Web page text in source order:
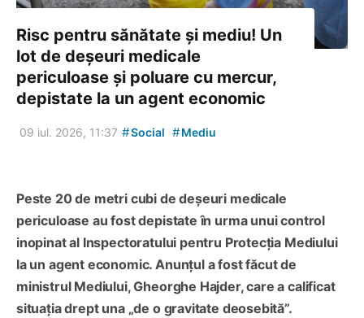
Risc pentru sănătate și mediu! Un
lot de deșeuri medicale
periculoase și poluare cu mercur,
depistate la un agent economic
09 iul. 2026, 11:37 #Social #Mediu
Peste 20 de metri cubi de deșeuri medicale
periculoase au fost depistate în urma unui control
inopinat al Inspectoratului pentru Protecția Mediului
la un agent economic. Anunțul a fost făcut de
ministrul Mediului, Gheorghe Hajder, care a calificat
situația drept una „de o gravitate deosebită”.